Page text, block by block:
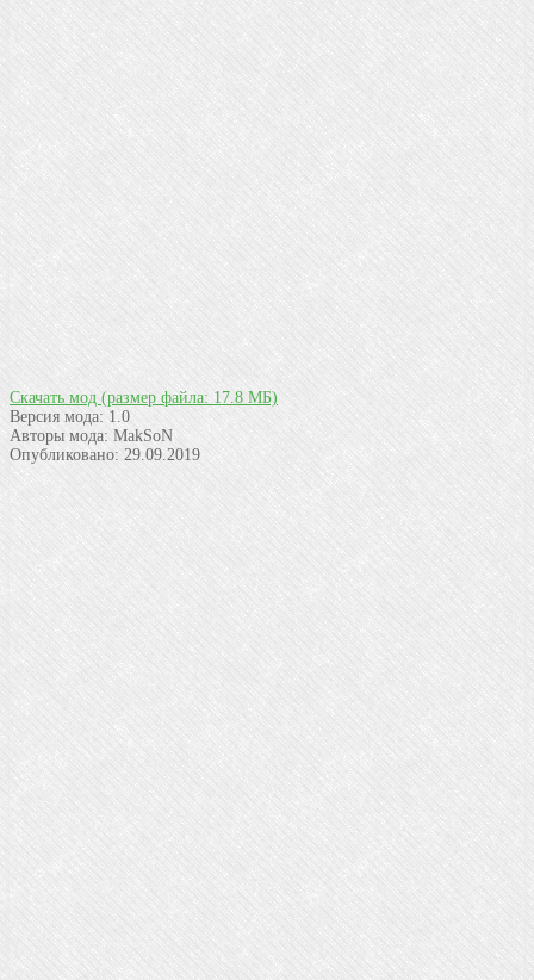
Скачать мод (размер файла: 17.8 МБ)
Версия мода: 1.0
Авторы мода: MakSoN
Опубликовано: 29.09.2019